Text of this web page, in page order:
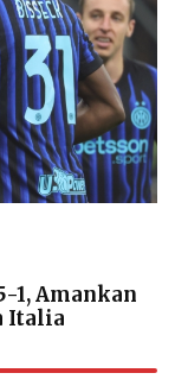
1, Amankan
Italia